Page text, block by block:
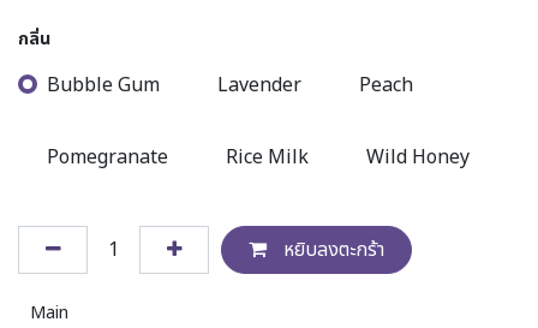
กลิ่น
Bubble Gum Lavender Peach
Pomegranate Rice Milk Wild Honey
หยิบลงตะกร้า
Main